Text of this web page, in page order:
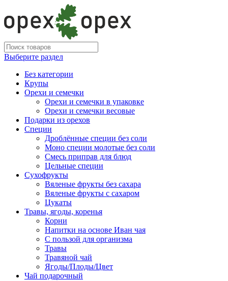
Выберите раздел
Без категории
Крупы
Орехи и семечки
Орехи и семечки в упаковке
Орехи и семечки весовые
Подарки из орехов
Специи
Дроблённые специи без соли
Моно специи молотые без соли
Смесь приправ для блюд
Цельные специи
Сухофрукты
Вяленые фрукты без сахара
Вяленые фрукты с сахаром
Цукаты
Травы, ягоды, коренья
Корни
Напитки на основе Иван чая
С пользой для организма
Травы
Травяной чай
Ягоды/Плоды/Цвет
Чай подарочный